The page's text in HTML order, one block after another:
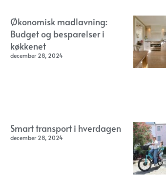
Økonomisk madlavning:
Budget og besparelser i
køkkenet
december 28, 2024
Smart transport i hverdagen
december 28, 2024